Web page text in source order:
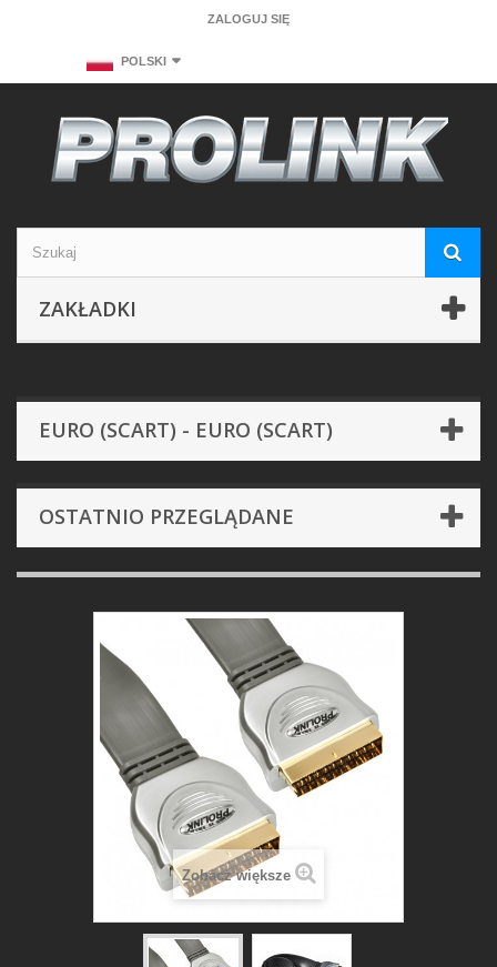
ZALOGUJ SIĘ
POLSKI
ZAKŁADKI
EURO (SCART) - EURO (SCART)
OSTATNIO PRZEGLĄDANE
Zobacz większe